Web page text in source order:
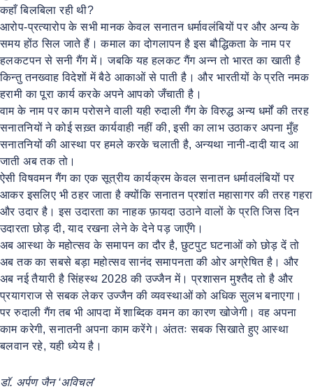
कहाँ बिलबिला रही थी?
आरोप-प्रत्यारोप के सभी मानक केवल सनातन धर्मावलंबियों पर और अन्य के
समय होंठ सिल जाते हैं। कमाल का दोगलापन है इस बौद्धिकता के नाम पर
हलकटपन से सनी गैंग में। जबकि यह हलकट गैंग अन्न तो भारत का खाती है
किन्तु तनख्वाह विदेशों में बैठे आकाओं से पाती है। और भारतीयों के प्रति नमक
हरामी का पूरा कार्य करके अपने आपको जँचाती है।
वाम के नाम पर काम परोसने वाली यही रुदाली गैंग के विरुद्ध अन्य धर्मों की तरह
सनातनियों ने कोई सख़्त कार्यवाही नहीं की, इसी का लाभ उठाकर अपना मुँह
सनातनियों की आस्था पर हमले करके चलाती है, अन्यथा नानी-दादी याद आ
जाती अब तक तो।
ऐसी विषवमन गैंग का एक सूत्रीय कार्यक्रम केवल सनातन धर्मावलंबियों पर
आकर इसलिए भी ठहर जाता है क्योंकि सनातन प्रशांत महासागर की तरह गहरा
और उदार है। इस उदारता का नाहक फ़ायदा उठाने वालों के प्रति जिस दिन
उदारता छोड़ दी, याद रखना लेने के देने पड़ जाएँगे।
अब आस्था के महोत्सव के समापन का दौर है, छुटपुट घटनाओं को छोड़ दें तो
अब तक का सबसे बड़ा महोत्सव सानंद समापनता की ओर अग्रेषित है। और
अब नई तैयारी है सिंहस्थ 2028 की उज्जैन में। प्रशासन मुश्तैद तो है और
प्रयागराज से सबक लेकर उज्जैन की व्यवस्थाओं को अधिक सुलभ बनाएगा।
पर रुदाली गैंग तब भी आपदा में शाब्दिक वमन का कारण खोजेगी। वह अपना
काम करेगी, सनातनी अपना काम करेंगे। अंततः सबक सिखाते हुए आस्था
बलवान रहे, यही ध्येय है।
डॉ. अर्पण जैन ‘अविचल’